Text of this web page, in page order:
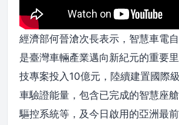
經濟部何晉滄次長表示，智慧車電
是臺灣車輛產業邁向新紀元的重要
技專案投入10億元，陸續建置國際
車驗證能量，包含已完成的智慧座
驅控系統等，及今日啟用的亞洲最